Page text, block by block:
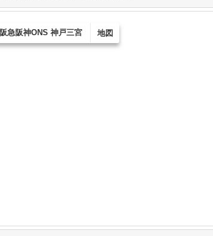
阪急阪神ONS 神戸三宮 地図